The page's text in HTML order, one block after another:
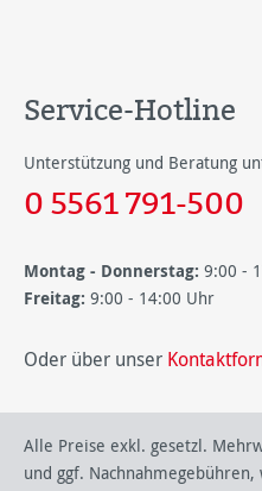
Service-Hotline
Unterstützung und Beratung
0 5561 791-500
Montag - Donnerstag: 9:00 -
Freitag: 9:00 - 14:00 Uhr
Oder über unser
Alle Preise exkl. gesetzl.
und ggf.